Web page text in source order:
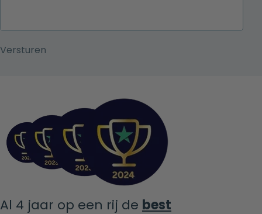
Al 4 jaar op een rij de best